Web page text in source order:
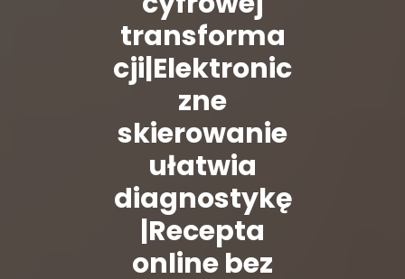
transforma
cji|Elektronic
zne
skierowanie
ułatwia
diagnostykę
|Recepta
online bez